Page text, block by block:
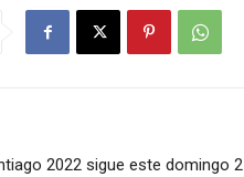
2022 sigue este domingo